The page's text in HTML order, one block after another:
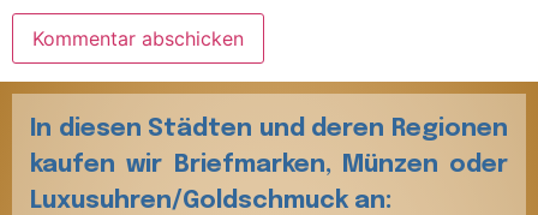
In diesen Städten und deren Regionen
kaufen wir Briefmarken, Münzen oder
Luxusuhren/Goldschmuck an: